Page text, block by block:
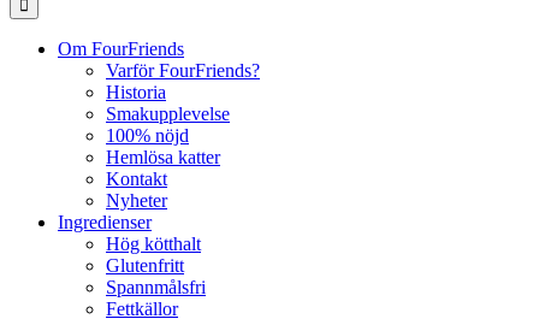
Om FourFriends
Varför FourFriends?
Historia
Smakupplevelse
100% nöjd
Hemlösa katter
Kontakt
Nyheter
Ingredienser
Hög kötthalt
Glutenfritt
Spannmålsfri
Fettkällor